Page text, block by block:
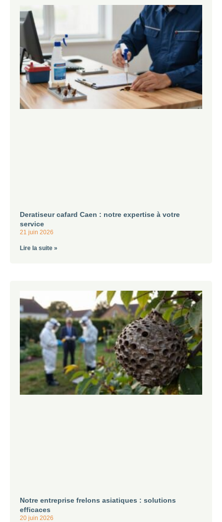
Deratiseur cafard Caen : notre expertise à votre
service
21 juin 2026
Lire la suite »
Notre entreprise frelons asiatiques : solutions
efficaces
20 juin 2026